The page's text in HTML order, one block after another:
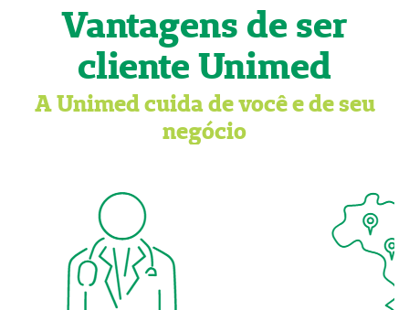
Vantagens de ser
cliente Unimed
A Unimed cuida de você e de seu
negócio